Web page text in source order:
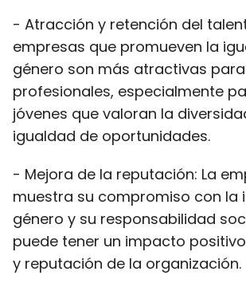
- Atracción y retención del
empresas que promueven la
género son más atractivas
profesionales, especialmente
jóvenes que valoran la
igualdad de oportunidades.
- Mejora de la reputación: La
muestra su compromiso con la
género y su responsabilidad
puede tener un impacto
y reputación de la organización.